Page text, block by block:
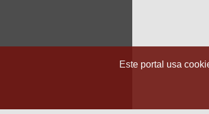
Este portal usa